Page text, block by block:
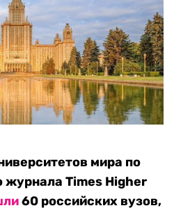
мира по
журнала Times Higher
60 российских вузов,